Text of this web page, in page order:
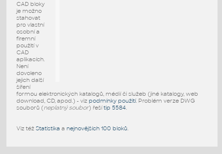
CAD bloky
je možno
stahovat
pro vlastní
osobní a
firemní
použití v
CAD
aplikacích.
Není
dovoleno
jejich další
šíření
formou elektronických katalogů, médií či služeb (jiné katalogy, web
download, CD, apod.) - viz podmínky použití. Problém verze DWG
souborů (neplatný soubor) řešítip 5584.
Viz též Statistika a nejnovějších 100 bloků.